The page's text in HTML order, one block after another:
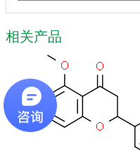
相关产品